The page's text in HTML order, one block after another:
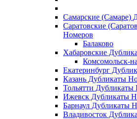
Самарские (Самаре)
Саратовские
Номеров
Балаково
Хабаровские
Комсомольск-
Екатеринбург
Казань Дубликаты
Тольятти Дубликаты
Ижевск Дубликаты
Барнаул Дубликаты
Владивосток